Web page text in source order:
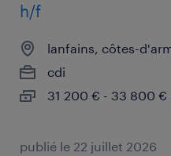
h/f
lanfains, côtes-
cdi
31 200 € - 33 800 €
publié le 22 juillet 2026